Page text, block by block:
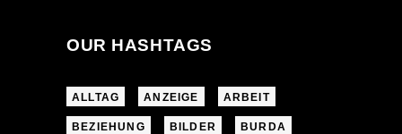
OUR HASHTAGS
ALLTAG ANZEIGE ARBEIT
BEZIEHUNG BILDER BURDA